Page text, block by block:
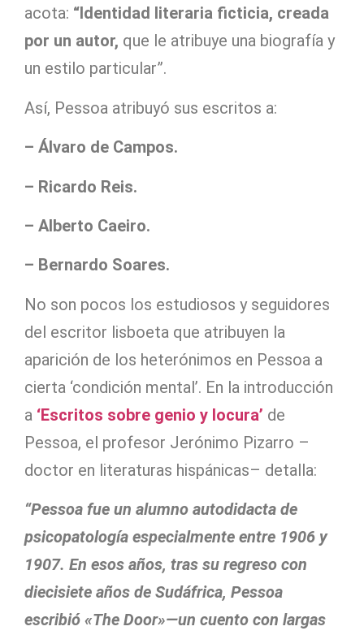
acota: “Identidad literaria ficticia, creada
por un autor, que le atribuye una biografía y
un estilo particular”.
Así, Pessoa atribuyó sus escritos a:
– Álvaro de Campos.
– Ricardo Reis.
– Alberto Caeiro.
– Bernardo Soares.
No son pocos los estudiosos y seguidores
del escritor lisboeta que atribuyen la
aparición de los heterónimos en Pessoa a
cierta ‘condición mental’. En la introducción
a ‘Escritos sobre genio y locura’ de
Pessoa, el profesor Jerónimo Pizarro –
doctor en literaturas hispánicas– detalla:
“Pessoa fue un alumno autodidacta de
psicopatología especialmente entre 1906 y
1907. En esos años, tras su regreso con
diecisiete años de Sudáfrica, Pessoa
escribió «The Door»—un cuento con largas